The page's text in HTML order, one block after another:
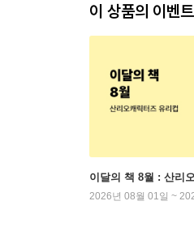
이 상품의 이벤트
이달의 책 8월 : 산리
2026년 08월 01일 ~